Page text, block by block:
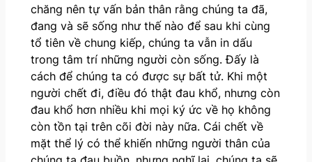
chăng nên tự vấn bản thân rằng chúng ta đã,
đang và sẽ sống như thế nào để sau khi cùng
tổ tiên về chung kiếp, chúng ta vẫn in dấu
trong tâm trí những người còn sống. Đấy là
cách để chúng ta có được sự bất tử. Khi một
người chết đi, điều đó thật đau khổ, nhưng còn
đau khổ hơn nhiều khi mọi ký ức về họ không
còn tồn tại trên cõi đời này nữa. Cái chết về
mặt thể lý có thể khiến những người thân của